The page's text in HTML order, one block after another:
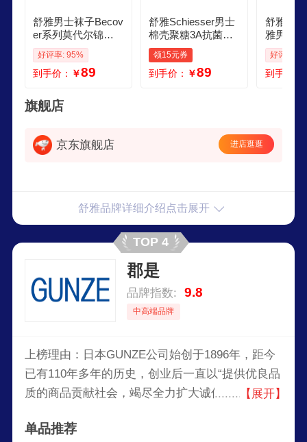
舒雅男士袜子Becov
er系列莫代尔锦纶
桑蚕丝透气商务中
筒袜4双装
好评率: 95%
到手价： ￥89
舒雅Schiesser男士
棉壳聚糖3A抗菌消
臭中筒袜子3双装E5
22742K 宝蓝 3双 M
2526cm
领15元券
到手价： ￥89
舒雅
雅男袜
命年长
9315K
5K中国
好评率:
到手价：
旗舰店
京东旗舰店 进店逛逛
舒雅品牌详细介绍点击展开
TOP 4
郡是
品牌指数: 9.8
中高端品牌
上榜理由：日本GUNZE公司始创于1896年，距今
已有110年多年的历史，创业后一直以“提供优良品
质的商品贡献社会，竭尽全力扩大诚信，以不断的
到现在的服装业，纤维加工以及各种非纤维事业。
【展开】
单品推荐